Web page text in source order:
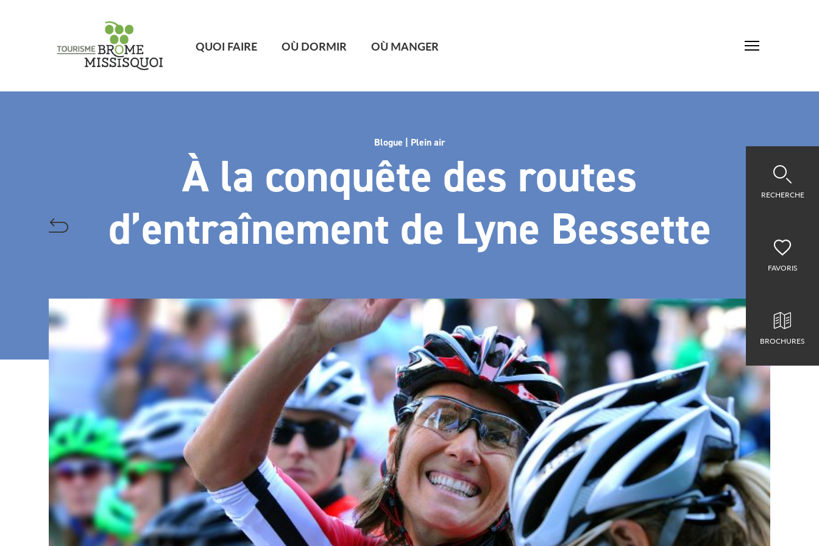
Blogue | Plein air
À la conquête des routes
d’entraînement de Lyne Bessette
QUOI FAIRE OÙ DORMIR OÙ MANGER
RECHERCHE
FAVORIS
BROCHURES